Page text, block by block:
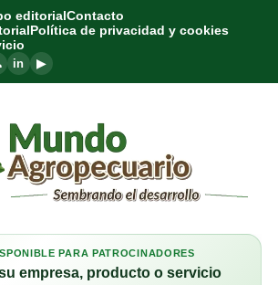
editorialContacto
Política de privacidad y cookies
in ▶
PARA PATROCINADORES
empresa, producto o servicio